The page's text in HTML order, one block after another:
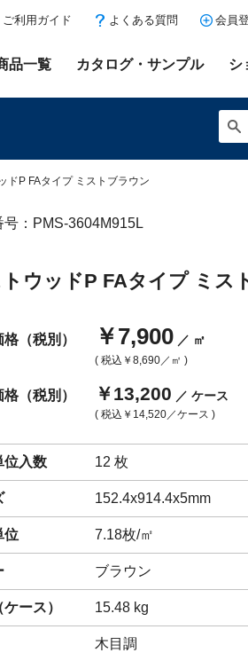
ご利用ガイド よくある質問 会員
品一覧 カタログ・サンプル シ
り登録」を押すと登録した商品がこ
ドP FAタイプ ミストブラウン
号：PMS-3604M915L
トウッドP FAタイプ ミス
（税別） ￥7,900 ／ ㎡
( 税込 ￥8,690／㎡ )
（税別） ￥13,200 ／ ケース
( 税込 ￥14,520／ケース )
位入数 12 枚
152.4x914.4x5mm
位 7.18枚/㎡
ブラウン
ケース） 15.48 kg
木目調